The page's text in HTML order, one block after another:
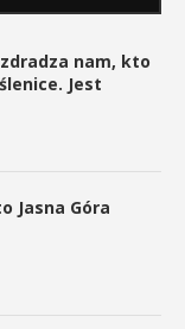
nam, kto
Jest
Jasna Góra